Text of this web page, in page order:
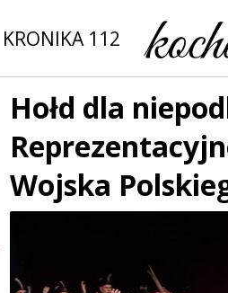
KRONIKA 112
Hołd dla
Wojska